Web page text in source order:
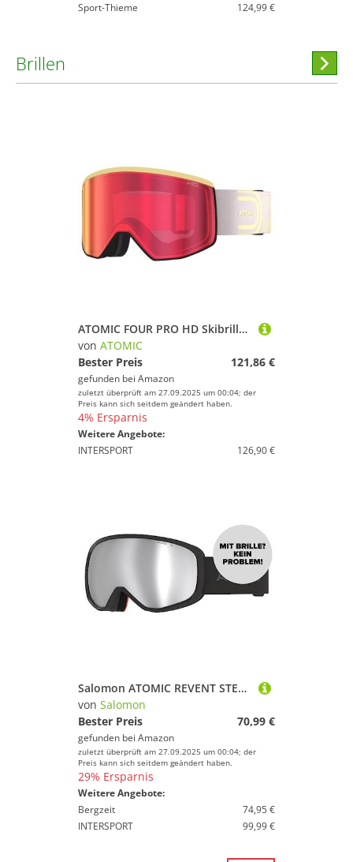
Sport-Thieme
124,99 €
Brillen
ATOMIC FOUR PRO HD Skibrille - Skibrillen mit kontrastreichen Farben - Hochwertig verspiegelte Snowboardbrille - Brille mit Live Fit Rahmen - Skibrille für Brillenträger
von ATOMIC
Bester Preis
121,86 €
gefunden bei Amazon
zuletzt überprüft am 27.09.2025 um 00:04; der
Preis kann sich seitdem geändert haben.
4% Ersparnis
Weitere Angebote:
INTERSPORT
126,90 €
Salomon ATOMIC REVENT STEREO Skibrille - Black - Skibrillen mit Blendschutz - Hochwertig verspiegelte Snowboardbrille - Brille mit Live Fit Rahmen - Skibrille mit Doppelscheibe
von Salomon
Bester Preis
70,99 €
gefunden bei Amazon
zuletzt überprüft am 27.09.2025 um 00:04; der
Preis kann sich seitdem geändert haben.
29% Ersparnis
Weitere Angebote:
Bergzeit
74,95 €
INTERSPORT
99,99 €